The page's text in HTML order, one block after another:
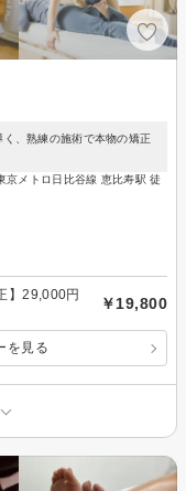
、熟練の施術で本物の矯正
京メトロ日比谷線 恵比寿駅 徒
】29,000円
￥19,800
を見る